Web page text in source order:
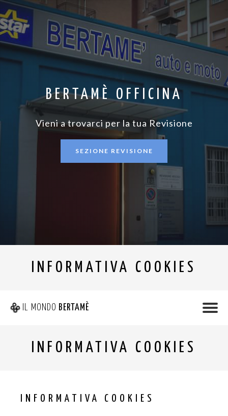
BERTAMÈ OFFICINA
Vieni a trovarci per la tua Revisione
SEZIONE REVISIONE
INFORMATIVA COOKIES
IL MONDO BERTAMÈ
INFORMATIVA COOKIES
INFORMATIVA COOKIES